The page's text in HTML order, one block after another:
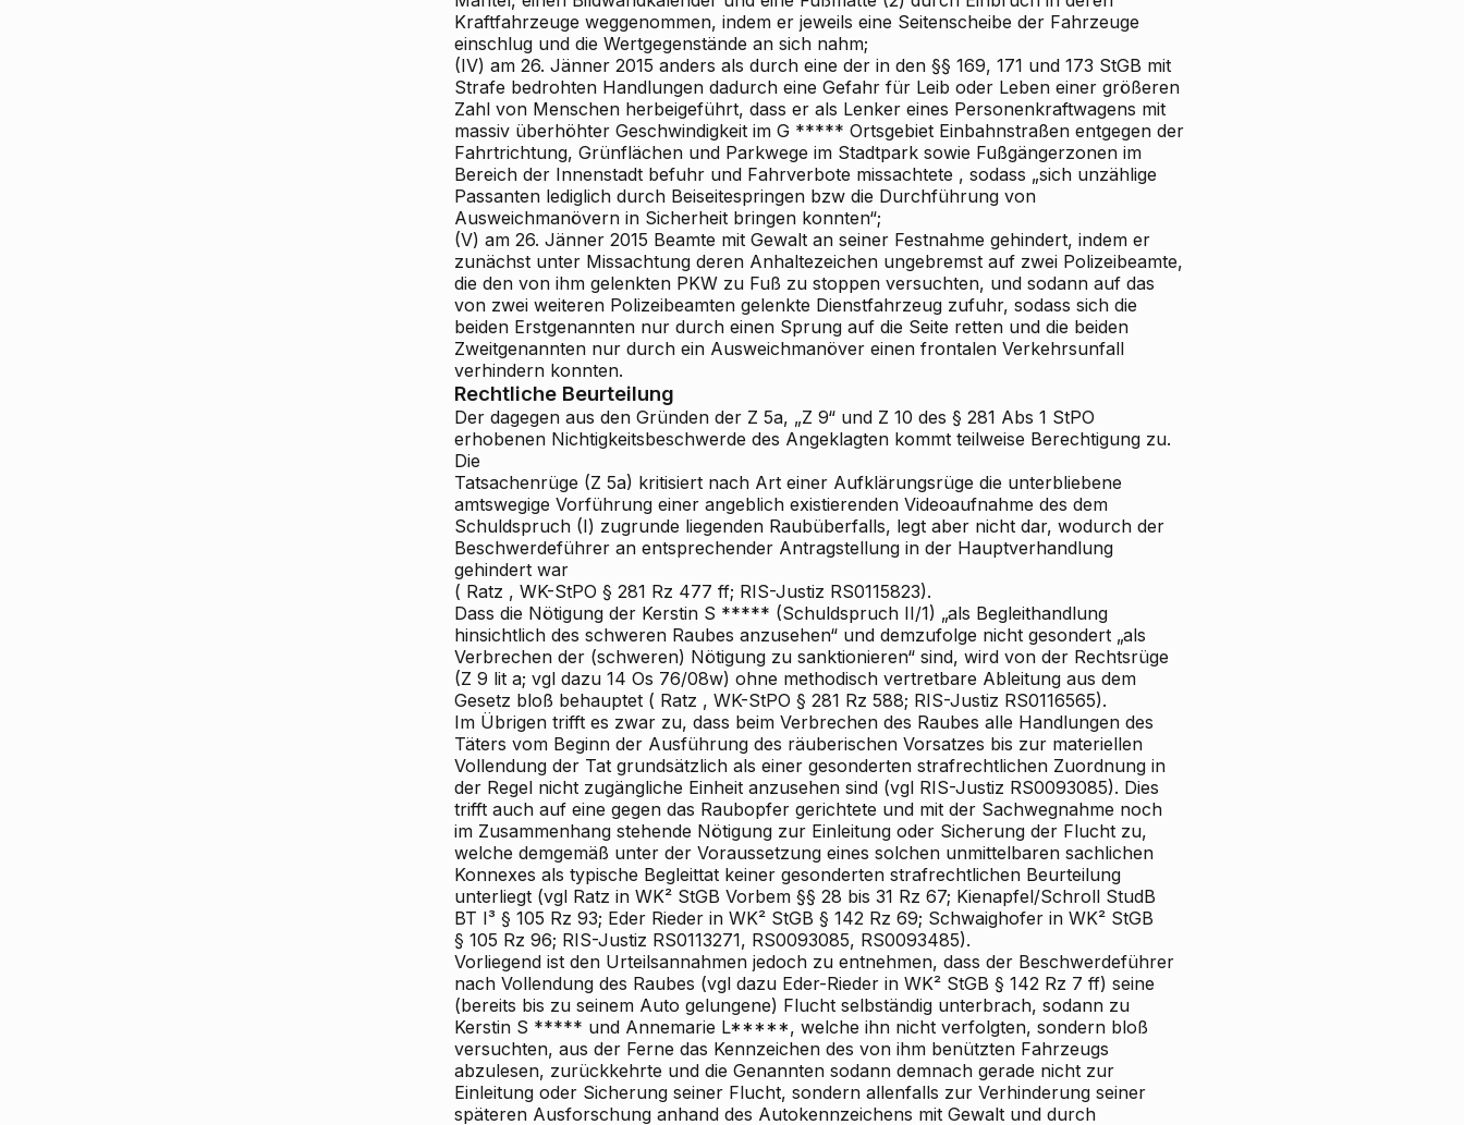
Kraftfahrzeuge weggenommen, indem er jeweils eine Seitenscheibe der Fahrzeuge
einschlug und die Wertgegenstände an sich nahm;
(IV) am 26. Jänner 2015 anders als durch eine der in den §§ 169, 171 und 173 StGB mit
Strafe bedrohten Handlungen dadurch eine Gefahr für Leib oder Leben einer größeren
Zahl von Menschen herbeigeführt, dass er als Lenker eines Personenkraftwagens mit
massiv überhöhter Geschwindigkeit im G ***** Ortsgebiet Einbahnstraßen entgegen der
Fahrtrichtung, Grünflächen und Parkwege im Stadtpark sowie Fußgängerzonen im
Bereich der Innenstadt befuhr und Fahrverbote missachtete , sodass „sich unzählige
Passanten lediglich durch Beiseitespringen bzw die Durchführung von
Ausweichmanövern in Sicherheit bringen konnten“;
(V) am 26. Jänner 2015 Beamte mit Gewalt an seiner Festnahme gehindert, indem er
zunächst unter Missachtung deren Anhaltezeichen ungebremst auf zwei Polizeibeamte,
die den von ihm gelenkten PKW zu Fuß zu stoppen versuchten, und sodann auf das
von zwei weiteren Polizeibeamten gelenkte Dienstfahrzeug zufuhr, sodass sich die
beiden Erstgenannten nur durch einen Sprung auf die Seite retten und die beiden
Zweitgenannten nur durch ein Ausweichmanöver einen frontalen Verkehrsunfall
verhindern konnten.
Rechtliche Beurteilung
Der dagegen aus den Gründen der Z 5a, „Z 9“ und Z 10 des § 281 Abs 1 StPO
erhobenen Nichtigkeitsbeschwerde des Angeklagten kommt teilweise Berechtigung zu.
Die
Tatsachenrüge (Z 5a) kritisiert nach Art einer Aufklärungsrüge die unterbliebene
amtswegige Vorführung einer angeblich existierenden Videoaufnahme des dem
Schuldspruch (I) zugrunde liegenden Raubüberfalls, legt aber nicht dar, wodurch der
Beschwerdeführer an entsprechender Antragstellung in der Hauptverhandlung
gehindert war
( Ratz , WK-StPO § 281 Rz 477 ff; RIS-Justiz RS0115823).
Dass die Nötigung der Kerstin S ***** (Schuldspruch II/1) „als Begleithandlung
hinsichtlich des schweren Raubes anzusehen“ und demzufolge nicht gesondert „als
Verbrechen der (schweren) Nötigung zu sanktionieren“ sind, wird von der Rechtsrüge
(Z 9 lit a; vgl dazu 14 Os 76/08w) ohne methodisch vertretbare Ableitung aus dem
Gesetz bloß behauptet ( Ratz , WK-StPO § 281 Rz 588; RIS-Justiz RS0116565).
Im Übrigen trifft es zwar zu, dass beim Verbrechen des Raubes alle Handlungen des
Täters vom Beginn der Ausführung des räuberischen Vorsatzes bis zur materiellen
Vollendung der Tat grundsätzlich als einer gesonderten strafrechtlichen Zuordnung in
der Regel nicht zugängliche Einheit anzusehen sind (vgl RIS-Justiz RS0093085). Dies
trifft auch auf eine gegen das Raubopfer gerichtete und mit der Sachwegnahme noch
im Zusammenhang stehende Nötigung zur Einleitung oder Sicherung der Flucht zu,
welche demgemäß unter der Voraussetzung eines solchen unmittelbaren sachlichen
Konnexes als typische Begleittat keiner gesonderten strafrechtlichen Beurteilung
unterliegt (vgl Ratz in WK² StGB Vorbem §§ 28 bis 31 Rz 67; Kienapfel/Schroll StudB
BT I³ § 105 Rz 93; Eder Rieder in WK² StGB § 142 Rz 69; Schwaighofer in WK² StGB
§ 105 Rz 96; RIS-Justiz RS0113271, RS0093085, RS0093485).
Vorliegend ist den Urteilsannahmen jedoch zu entnehmen, dass der Beschwerdeführer
nach Vollendung des Raubes (vgl dazu Eder-Rieder in WK² StGB § 142 Rz 7 ff) seine
(bereits bis zu seinem Auto gelungene) Flucht selbständig unterbrach, sodann zu
Kerstin S ***** und Annemarie L*****, welche ihn nicht verfolgten, sondern bloß
versuchten, aus der Ferne das Kennzeichen des von ihm benützten Fahrzeugs
abzulesen, zurückkehrte und die Genannten sodann demnach gerade nicht zur
Einleitung oder Sicherung seiner Flucht, sondern allenfalls zur Verhinderung seiner
späteren Ausforschung anhand des Autokennzeichens mit Gewalt und durch